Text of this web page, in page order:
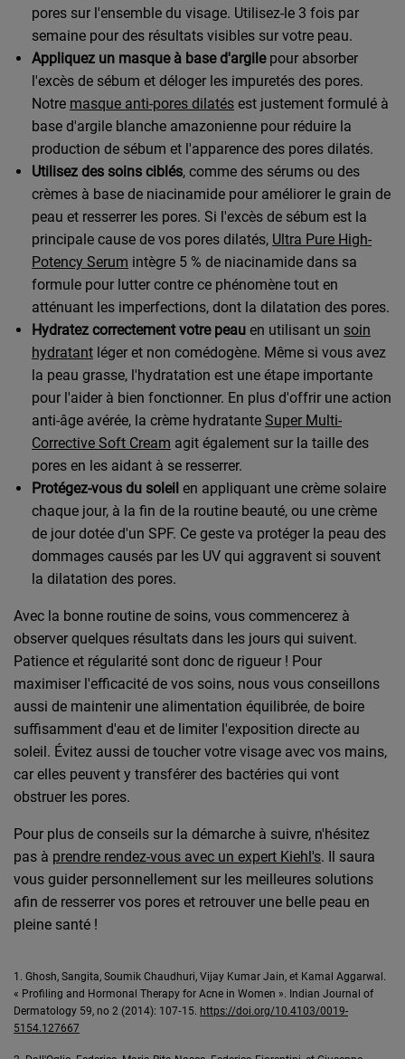
pores sur l'ensemble du visage. Utilisez-le 3 fois par
semaine pour des résultats visibles sur votre peau.
Appliquez un masque à base d'argilepour absorber
l'excès de sébum et déloger les impuretés des pores.
Notre masque anti-pores dilatés est justement formulé à
base d'argile blanche amazonienne pour réduire la
production de sébum et l'apparence des pores dilatés.
Utilisez des soins ciblés, comme des sérums ou des
crèmes à base de niacinamide pour améliorer le grain de
peau et resserrer les pores. Si l'excès de sébum est la
principale cause de vos pores dilatés, Ultra Pure High-
Potency Serum intègre 5 % de niacinamide dans sa
formule pour lutter contre ce phénomène tout en
atténuant les imperfections, dont la dilatation des pores.
Hydratez correctement votre peau en utilisant un soin
hydratant léger et non comédogène. Même si vous avez
la peau grasse, l'hydratation est une étape importante
pour l'aider à bien fonctionner. En plus d'offrir une action
anti-âge avérée, la crème hydratante Super Multi-
Corrective Soft Cream agit également sur la taille des
pores en les aidant à se resserrer.
Protégez-vous du soleil en appliquant une crème solaire
chaque jour, à la fin de la routine beauté, ou une crème
de jour dotée d'un SPF. Ce geste va protéger la peau des
dommages causés par les UV qui aggravent si souvent
la dilatation des pores.
Avec la bonne routine de soins, vous commencerez à
observer quelques résultats dans les jours qui suivent.
Patience et régularité sont donc de rigueur ! Pour
maximiser l'efficacité de vos soins, nous vous conseillons
aussi de maintenir une alimentation équilibrée, de boire
suffisamment d'eau et de limiter l'exposition directe au
soleil. Évitez aussi de toucher votre visage avec vos mains,
car elles peuvent y transférer des bactéries qui vont
obstruer les pores.
Pour plus de conseils sur la démarche à suivre, n'hésitez
pas à prendre rendez-vous avec un expert Kiehl's. Il saura
vous guider personnellement sur les meilleures solutions
afin de resserrer vos pores et retrouver une belle peau en
pleine santé !
1. Ghosh, Sangita, Soumik Chaudhuri, Vijay Kumar Jain, et Kamal Aggarwal.
« Profiling and Hormonal Therapy for Acne in Women ». Indian Journal of
Dermatology 59, no 2 (2014): 107‑15. https://doi.org/10.4103/0019-
5154.127667